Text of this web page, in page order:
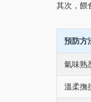
其次，餵
預防方
氣味熟
溫柔撫